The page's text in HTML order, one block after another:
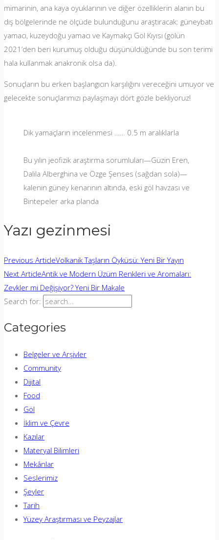
mimarinin, ana kaya oyuklarının ve diğer özelliklerin alanın bu
dış bölgelerinde ne ölçüde bulunduğunu araştıracak: güneybatı
yamacı, kuzeydoğu yamacı ve Kaymakçı Göl Kıyısı (gölün
2021’den beri kurumuş olduğu düşünüldüğünde bu son terimi
hala kullanmak anakronik olsa da).
Sonuçların bu erken başlangıcın karşılığını vereceğini umuyor ve
gelecekte sonuçlarımızı paylaşmayı dört gözle bekliyoruz!
Dik yamaçların incelenmesi …… 0.5 m aralıklarla
Bu yılın jeofizik araştırma sorumluları—Güzin Eren,
Dalila Alberghina ve Özge Şenses (sağdan sola)—
kalenin güney kenarının altında, eski göl havzası ve
Bintepeler arka planda
Yazı gezinmesi
Previous ArticleVolkanik Taşların Öyküsü: Yeni Bir Yayın
Next ArticleAntik ve Modern Üzüm Renkleri ve Aromaları:
Zevkler mi Değişiyor? Yeni Bir Makale
Search for:
Categories
Belgeler ve Arşivler
Community
Dijital
Food
Göl
İklim ve Çevre
Kazılar
Materyal Bilimleri
Mekânlar
Seslerimiz
Şeyler
Tarih
Yüzey Araştırması ve Peyzajlar